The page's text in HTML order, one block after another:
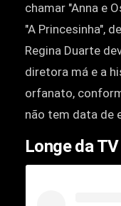
chamar "Anna e
"A Princesinha",
Regina Duarte
diretora má e a
orfanato,
não tem data de
Longe da TV